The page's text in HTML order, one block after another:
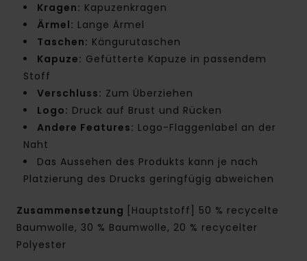
Kragen: Kapuzenkragen
Ärmel: Lange Ärmel
Taschen: Kängurutaschen
Kapuze: Gefütterte Kapuze in passendem
Stoff
Verschluss: Zum Überziehen
Logo: Druck auf Brust und Rücken
Andere Features: Logo-Flaggenlabel an der
Naht
Das Aussehen des Produkts kann je nach
Platzierung des Drucks geringfügig abweichen
Zusammensetzung
[Hauptstoff] 50 % recycelte
Baumwolle, 30 % Baumwolle, 20 % recycelter
Polyester